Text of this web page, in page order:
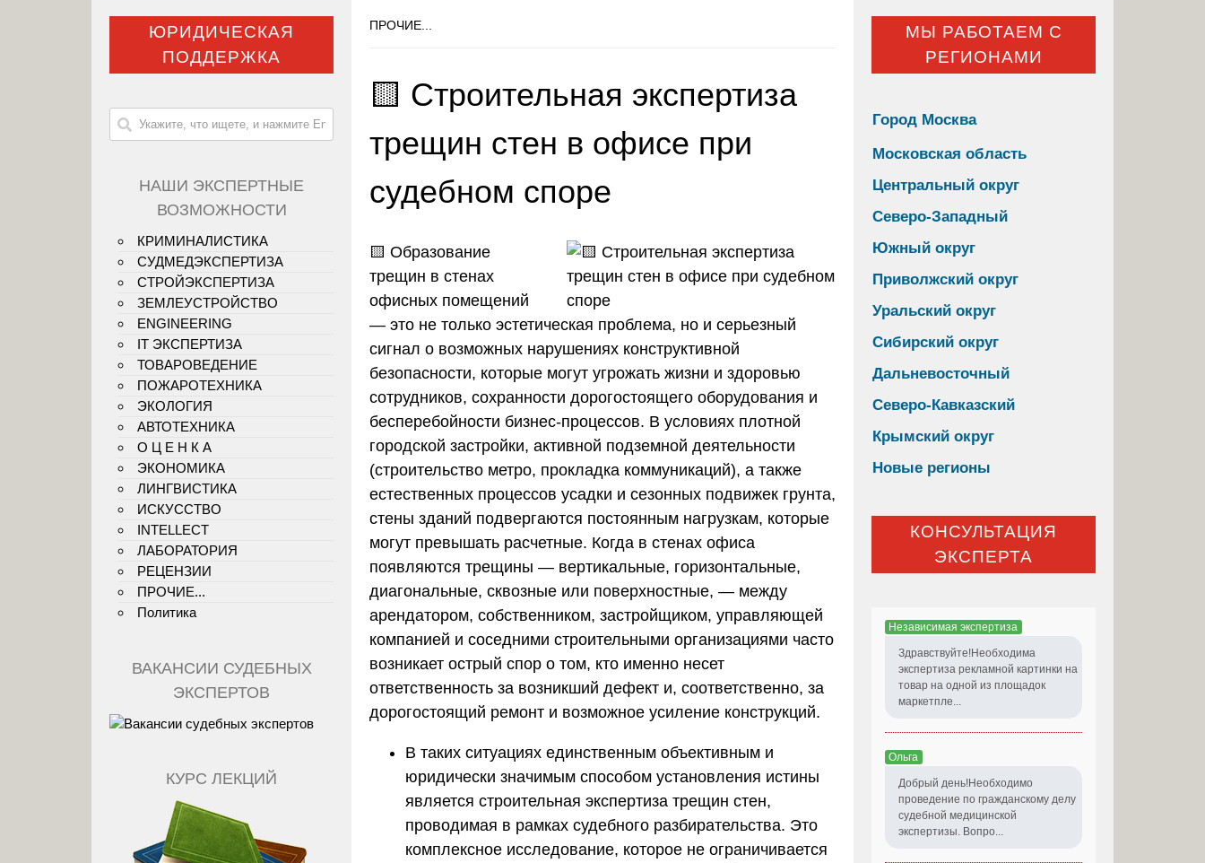
ПРОЧИЕ...
🟨 Строительная экспертиза
трещин стен в офисе при
судебном споре
🟨 Образование
трещин в стенах
офисных помещений
— это не только эстетическая проблема, но и серьезный
сигнал о возможных нарушениях конструктивной
безопасности, которые могут угрожать жизни и здоровью
сотрудников, сохранности дорогостоящего оборудования и
бесперебойности бизнес-процессов. В условиях плотной
городской застройки, активной подземной деятельности
(строительство метро, прокладка коммуникаций), а также
естественных процессов усадки и сезонных подвижек грунта,
стены зданий подвергаются постоянным нагрузкам, которые
могут превышать расчетные. Когда в стенах офиса
появляются трещины — вертикальные, горизонтальные,
диагональные, сквозные или поверхностные, — между
арендатором, собственником, застройщиком, управляющей
компанией и соседними строительными организациями часто
возникает острый спор о том, кто именно несет
ответственность за возникший дефект и, соответственно, за
дорогостоящий ремонт и возможное усиление конструкций.
В таких ситуациях единственным объективным и
юридически значимым способом установления истины
является строительная экспертиза трещин стен,
проводимая в рамках судебного разбирательства. Это
комплексное исследование, которое не ограничивается
ЮРИДИЧЕСКАЯ
ПОДДЕРЖКА
НАШИ ЭКСПЕРТНЫЕ
ВОЗМОЖНОСТИ
КРИМИНАЛИСТИКА
СУДМЕДЭКСПЕРТИЗА
СТРОЙЭКСПЕРТИЗА
ЗЕМЛЕУСТРОЙСТВО
ENGINEERING
IT ЭКСПЕРТИЗА
ТОВАРОВЕДЕНИЕ
ПОЖАРОТЕХНИКА
ЭКОЛОГИЯ
АВТОТЕХНИКА
О Ц Е Н К А
ЭКОНОМИКА
ЛИНГВИСТИКА
ИСКУССТВО
INTELLECT
ЛАБОРАТОРИЯ
РЕЦЕНЗИИ
ПРОЧИЕ...
Политика
ВАКАНСИИ СУДЕБНЫХ
ЭКСПЕРТОВ
КУРС ЛЕКЦИЙ
МЫ РАБОТАЕМ С
РЕГИОНАМИ
Город Москва
Московская область
Центральный округ
Северо-Западный
Южный округ
Приволжский округ
Уральский округ
Сибирский округ
Дальневосточный
Северо-Кавказский
Крымский округ
Новые регионы
КОНСУЛЬТАЦИЯ
ЭКСПЕРТА
Независимая экспертиза
Здравствуйте!Необходима
экспертиза рекламной картинки на
товар на одной из площадок
маркетпле...
Ольга
Добрый день!Необходимо
проведение по гражданскому делу
судебной медицинской
экспертизы. Вопро...